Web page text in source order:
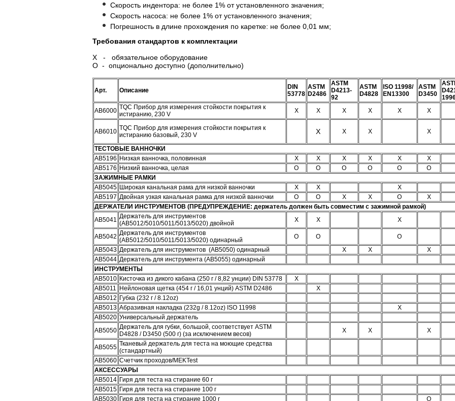
Скорость индентора: не более 1% от установленного значения;
Скорость насоса: не более 1% от установленного значения;
Погрешность в длине прохождения по каретке: не более 0,01 мм;
Требования стандартов к комплектации
Х - обязательное оборудование
О - опционально доступно (дополнительно)
Арт. Описание
DIN
53778
ASTM
D2486
ASTM
D4213-
92
ASTM
D4828
ISO 11998/
EN13300
ASTM
D3450
АВ6000 TQC Прибор для измерения стойкости покрытия к
истиранию, 230 V
X X X X X X
АВ6010 TQC Прибор для измерения стойкости покрытия к
истиранию базовый, 230 V
Х Х Х Х
ТЕСТОВЫЕ ВАННОЧКИ
АВ5196 Низкая ванночка, половинная Х Х Х Х Х Х
АВ5176 Низкий ванночка, целая О О О О О О
ЗАЖИМНЫЕ РАМКИ
АВ5045 Широкая канальная рама для низкой ванночки Х Х Х
АВ5197 Двойная узкая канальная рамка для низкой ванночки О О Х Х О Х
ДЕРЖАТЕЛИ ИНСТРУМЕНТОВ (ПРЕДУПРЕЖДЕНИЕ: держатель должен быть совместим с зажимной рамкой)
АВ5041
Держатель для инструментов
(AB5012/5010/5011/5013/5020) двойной
Х Х Х
АВ5042 Держатель для инструментов
(AB5012/5010/5011/5013/5020) одинарный
О О О
АВ5043 Держатель для инструментов (AB5050) одинарный Х Х Х
АВ5044 Держатель для инструмента (AB5055) одинарный
ИНСТРУМЕНТЫ
АВ5010 Кисточка из дикого кабана (250 г / 8,82 унции) DIN 53778
Х
АВ5011
Нейлоновая щетка (454 г / 16,01 унций) ASTM D2486
Х
АВ5012 Губка (232 г / 8.12oz)
АВ5013 Абразивная накладка (232g / 8.12oz) ISO 11998
Х
АВ5020 Универсальный держатель
АВ5050 Держатель для губки, большой, соответствует ASTM
D4828 / D3450 (500 г) (за исключением весов)
Х Х Х
АВ5055 Тканевый держатель для теста на моющие средства
(стандартный)
АВ5060 Счетчик проходов/MEKTest
АКСЕССУАРЫ
АВ5014 Гиря для теста на стирание 60 г
АВ5015 Гиря для теста на стирание 100 г
АВ5030 Гиря для теста на стирание 1000 г
О